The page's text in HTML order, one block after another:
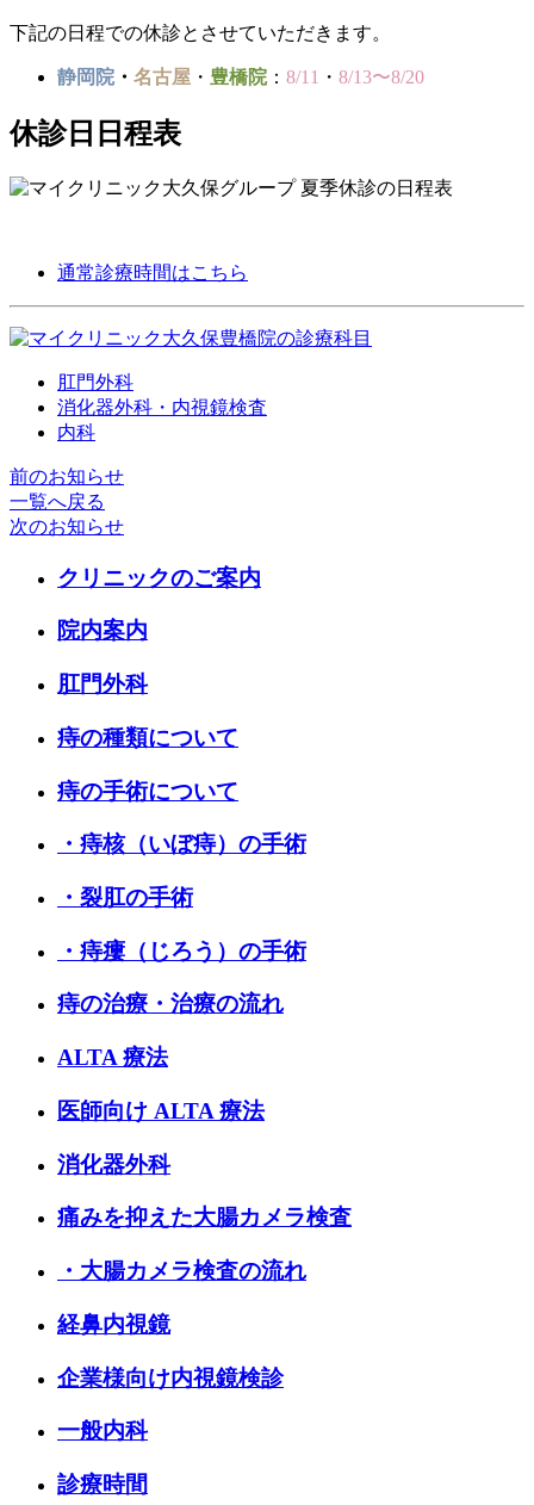
下記の日程での休診とさせていただきます。
静岡院 ・ 名古屋 ・ 豊橋院： 8/11 ・ 8/13〜8/20
休診日日程表
通常診療時間はこちら
肛門外科
消化器外科・内視鏡検査
内科
前のお知らせ
一覧へ戻る
次のお知らせ
クリニックのご案内
院内案内
肛門外科
痔の種類について
痔の手術について
・痔核（いぼ痔）の手術
・裂肛の手術
・痔瘻（じろう）の手術
痔の治療・治療の流れ
ALTA 療法
医師向け ALTA 療法
消化器外科
痛みを抑えた大腸カメラ検査
・大腸カメラ検査の流れ
経鼻内視鏡
企業様向け内視鏡検診
一般内科
診療時間